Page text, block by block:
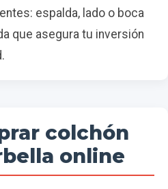
espalda, lado o boca
que asegura tu inversión
colchón
online